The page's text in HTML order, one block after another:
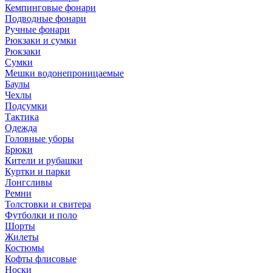
Кемпинговые фонари
Подводные фонари
Ручные фонари
Рюкзаки и сумки
Рюкзаки
Сумки
Мешки водонепроницаемые
Баулы
Чехлы
Подсумки
Тактика
Одежда
Головные уборы
Брюки
Кители и рубашки
Куртки и парки
Лонгсливы
Ремни
Толстовки и свитера
Футболки и поло
Шорты
Жилеты
Костюмы
Кофты флисовые
Носки